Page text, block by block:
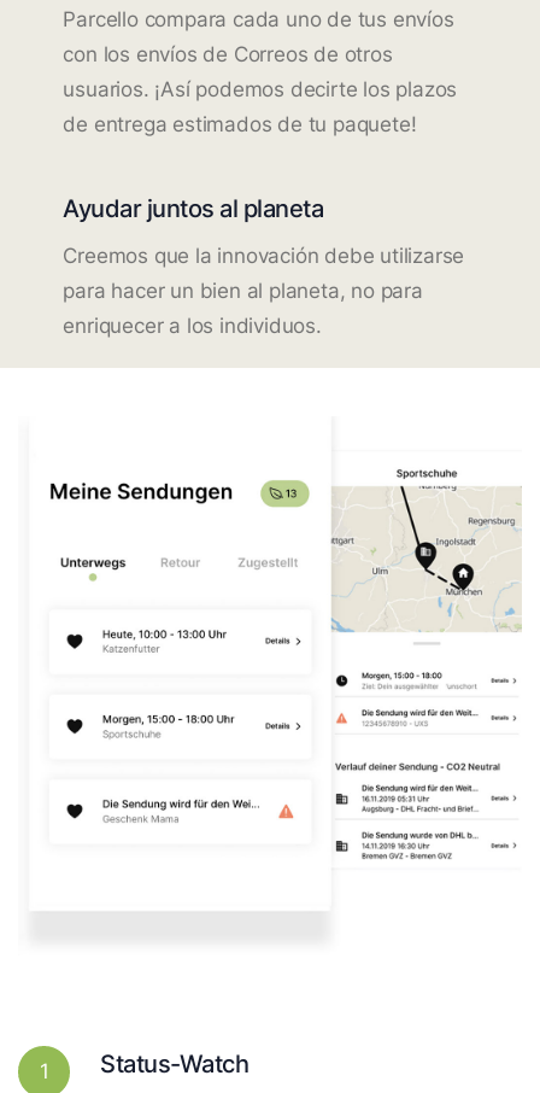
Parcello compara cada uno de tus envíos
con los envíos de Correos de otros
usuarios. ¡Así podemos decirte los plazos
de entrega estimados de tu paquete!
Ayudar juntos al planeta
Creemos que la innovación debe utilizarse
para hacer un bien al planeta, no para
enriquecer a los individuos.
1 Status-Watch